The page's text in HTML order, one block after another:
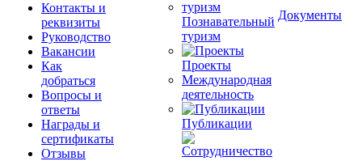
Контакты и
реквизиты
Руководство
Вакансии
Как
добраться
Вопросы и
ответы
Награды и
сертификаты
Отзывы
Познавательный
туризм
Проекты
Международная
деятельность
Публикации
Документы